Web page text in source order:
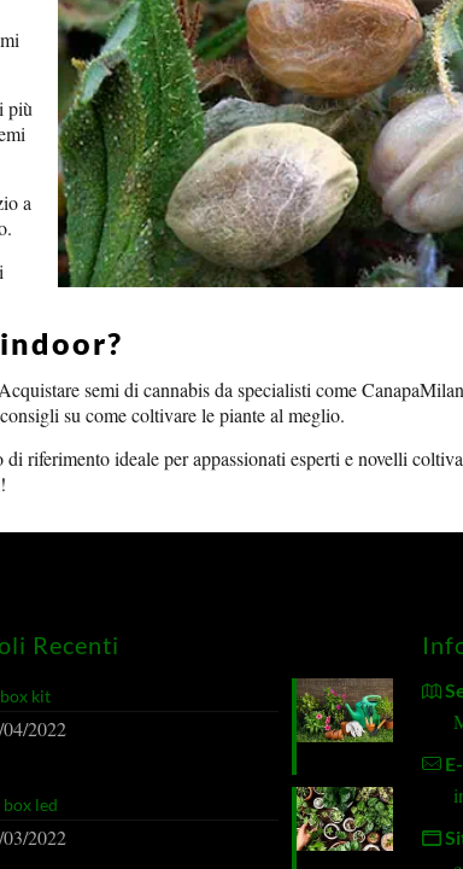
più
a
semi di cannabis da specialisti come
su come coltivare le piante al meglio.
riferimento ideale per appassionati esperti e novelli
Recenti
kit
2022
led
03/2022